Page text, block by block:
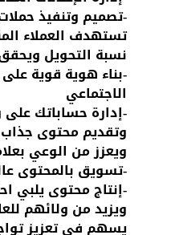
-تصميم وتنفيذ
تستهدف العملاء
نسبة التحويل
-بناء هوية قوية
الاجتماعي
-إدارة حساباتك
وتقديم محتوى جذاب
ويعزز من الوعي
-تسويق بالمحتوى
-إنتاج محتوى يلبي
ويزيد من ولائهم
يسهم في تعزيز